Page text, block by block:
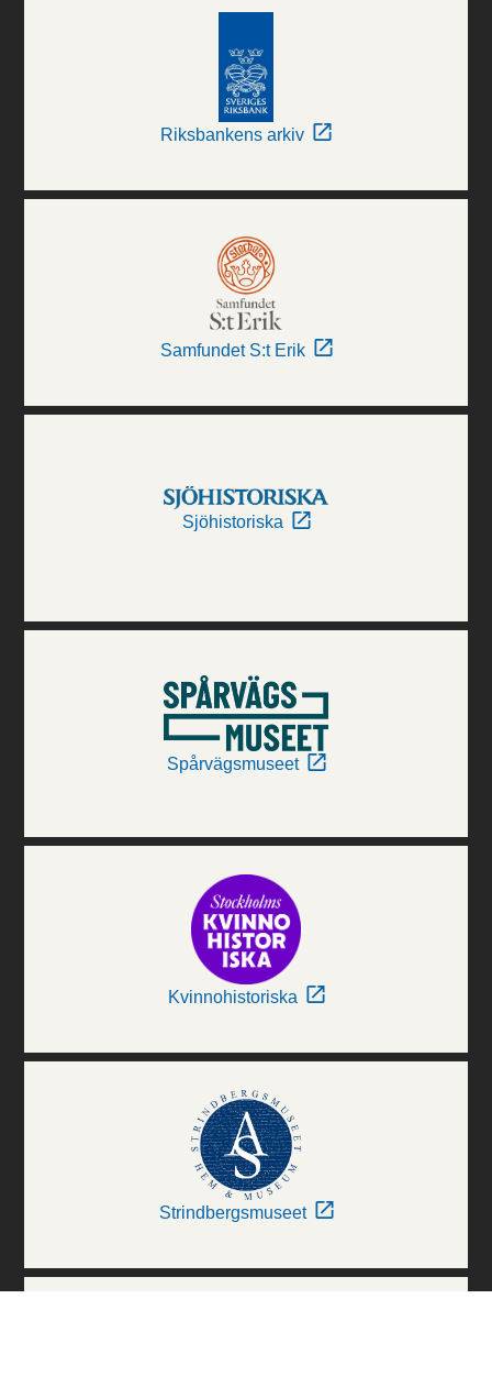
Riksbankens arkiv
Samfundet S:t Erik
Sjöhistoriska
Spårvägsmuseet
Kvinnohistoriska
Strindbergsmuseet